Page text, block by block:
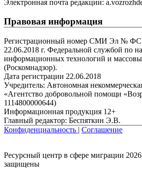
Электронная почта редакции:
Правовая информация
Регистрационный номер СМИ Эл №
22.06.2018 г. Федеральной службой по
информационных технологий и
(Роскомнадзор).
Дата регистрации 22.06.2018
Учредитель: Автономная
«Агентство добровольной помощи
1114800000644)
Информационная продукция 12+
Главный редактор: Беспяткин Э.В.
Конфиденциальность | Соглашение
Ресурсный центр в сфере миграции
защищены